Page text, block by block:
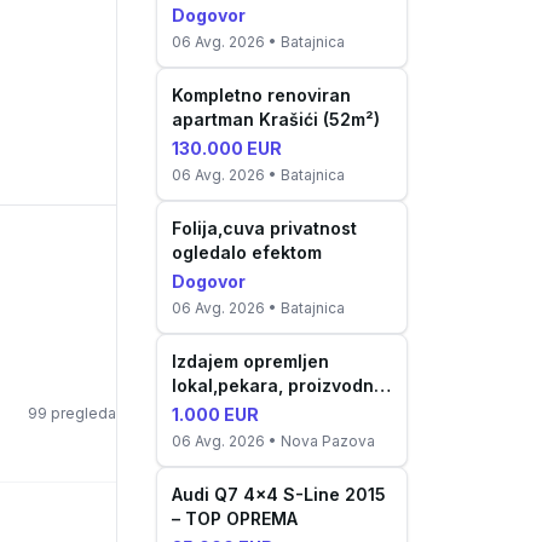
99 pregleda
Dogovor
06 Avg. 2026 • Batajnica
Kompletno renoviran
apartman Krašići (52m²)
130.000 EUR
06 Avg. 2026 • Batajnica
Folija,cuva privatnost
ogledalo efektom
Dogovor
06 Avg. 2026 • Batajnica
Izdajem opremljen
lokal,pekara, proizvodnja
kolača
1.000 EUR
06 Avg. 2026 • Nova Pazova
Audi Q7 4x4 S-Line 2015
– TOP OPREMA